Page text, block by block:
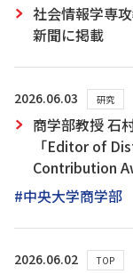
社会情報学専
新聞に掲載
2026.06.03 研究
商学部教授 石
「Editor of
Contribution
#中央大学商学部
2026.06.02 TOP